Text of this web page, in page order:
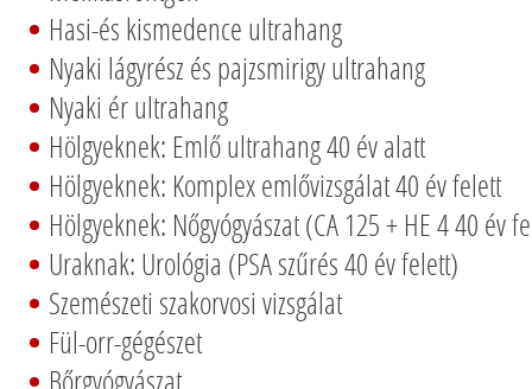
Hasi-és kismedence ultrahang
Nyaki lágyrész és pajzsmirigy ultrahang
Nyaki ér ultrahang
Hölgyeknek: Emlő ultrahang 40 év alatt
Hölgyeknek: Komplex emlővizsgálat 40 év felett
Hölgyeknek: Nőgyógyászat (CA 125 + HE 4 40 év
Uraknak: Urológia (PSA szűrés 40 év felett)
Szemészeti szakorvosi vizsgálat
Fül-orr-gégészet